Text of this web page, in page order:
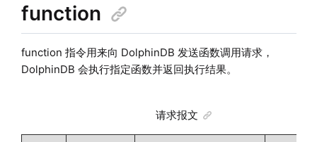
function
function 指令用来向 DolphinDB 发送函数调用请求，
DolphinDB 会执行指定函数并返回执行结果。
请求报文